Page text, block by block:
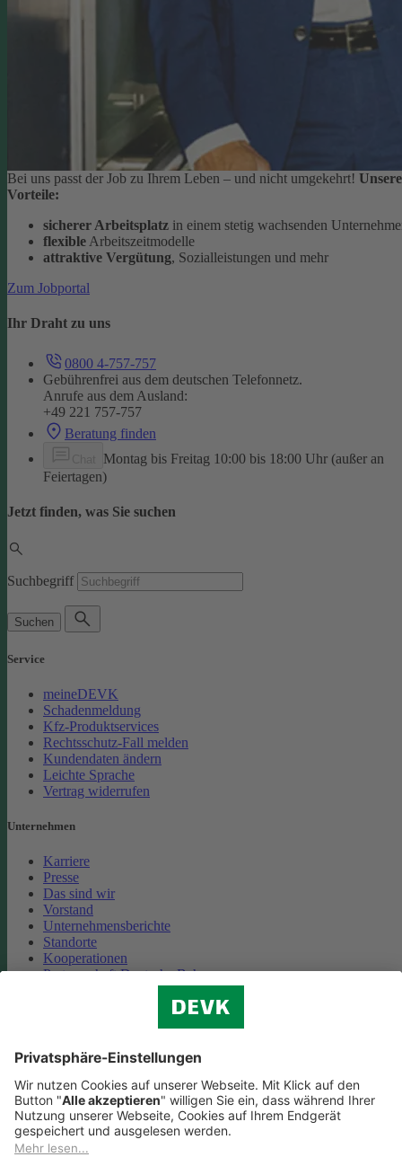
Bei uns passt der Job zu Ihrem Leben – und nicht umgekehrt! Unsere
Vorteile:
sicherer Arbeitsplatz in einem stetig wachsenden
flexible Arbeitszeitmodelle
attraktive Vergütung, Sozialleistungen und mehr
Zum Jobportal
Ihr Draht zu uns
0800 4-757-757
Gebührenfrei aus dem deutschen Telefonnetz.
Anrufe aus dem Ausland:
+49 221 757-757
Beratung finden
Montag bis Freitag 10:00 bis 18:00 Uhr (außer an
Feiertagen)
Jetzt finden, was Sie suchen
Suchbegriff
Suchen
Service
meineDEVK
Schadenmeldung
Kfz-Produktservices
Rechtsschutz-Fall melden
Kundendaten ändern
Leichte Sprache
Vertrag widerrufen
Unternehmen
Karriere
Presse
Das sind wir
Vorstand
Unternehmensberichte
Standorte
Kooperationen
Partnerschaft Deutsche Bahn
Cookie-Einstellungen
Datenschutz
Impressum